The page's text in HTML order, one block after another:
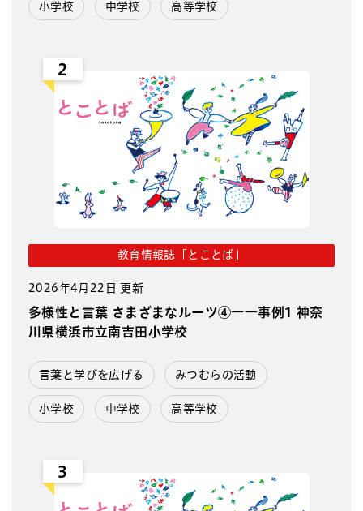
小学校 中学校 高等学校
2
教育情報誌「とことば」
2026年4月22日 更新
多様性と言葉 さまざまなルーツ④――事例1 神奈
川県横浜市立南吉田小学校
言葉と学びを広げる みつむらの活動
小学校 中学校 高等学校
3